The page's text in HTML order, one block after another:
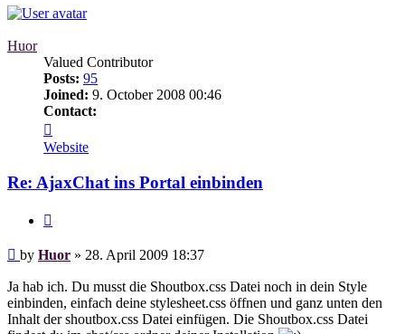
Huor
Valued Contributor
Posts: 95
Joined: 9. October 2008 00:46
Contact:
Huor
Website
Re: AjaxChat ins Portal einbinden
Post
by Huor » 28. April 2009 18:37
Ja hab ich. Du musst die Shoutbox.css Datei noch in dein Style
einbinden, einfach deine stylesheet.css öffnen und ganz unten den
Inhalt der shoutbox.css Datei einfügen. Die Shoutbox.css Datei